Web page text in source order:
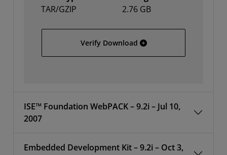
TAR/GZIP
2.76 GB
Verify Download All Platforms
ISE™ Foundation WebPACK – 9.2i – Jul 10,
2007
Embedded Development Kit – 9.2i – Oct 3,